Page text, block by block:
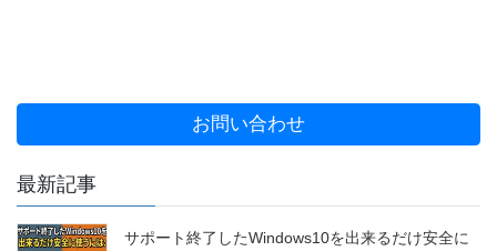
お問い合わせ
最新記事
サポート終了したWindows10を出来るだけ安全に